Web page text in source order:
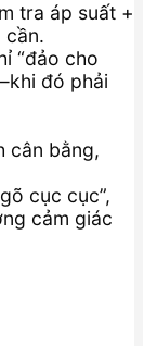
tra áp suất +
cần.
“đảo cho
đó phải
cân bằng,
cục cục”,
cảm giác